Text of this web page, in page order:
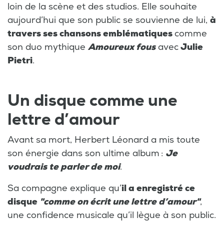
loin de la scène et des studios. Elle souhaite
aujourd’hui que son public se souvienne de lui, à
travers ses chansons emblématiquescomme
son duo mythique Amoureux fousavecJulie
Pietri.
Un disque comme une
lettre d’amour
Avant sa mort, Herbert Léonard a mis toute
son énergie dans son ultime album : Je
voudrais te parler de moi.
Sa compagne explique qu’il a enregistré ce
disque "comme on écrit une lettre d’amour",
une confidence musicale qu’il lègue à son public.